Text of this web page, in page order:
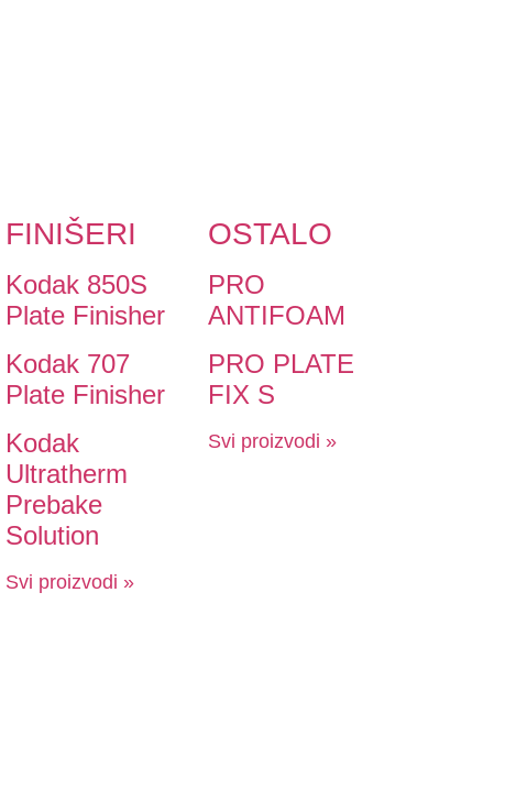
FINIŠERI
Kodak 850S
Plate Finisher
Kodak 707
Plate Finisher
Kodak
Ultratherm
Prebake
Solution
Svi proizvodi »
OSTALO
PRO
ANTIFOAM
PRO PLATE
FIX S
Svi proizvodi »